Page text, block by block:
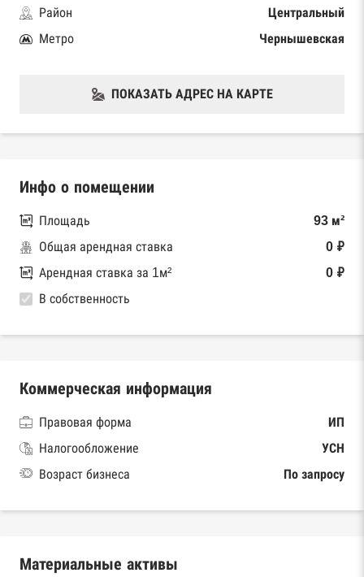
Район
Центральный
Метро
Чернышевская
ПОКАЗАТЬ АДРЕС НА КАРТЕ
Инфо о помещении
Площадь
93 м²
Общая арендная ставка
0 ₽
Арендная ставка за 1м²
0 ₽
В собственность
Коммерческая информация
Правовая форма
ИП
Налогообложение
УСН
Возраст бизнеса
По запросу
Материальные активы